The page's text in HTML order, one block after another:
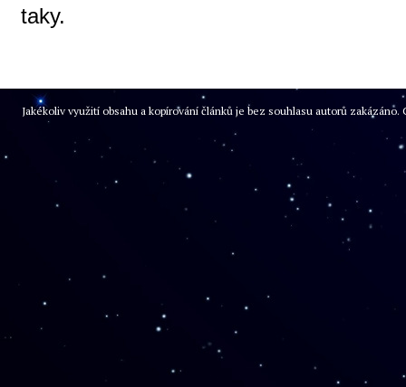
taky.
Jakékoliv využití obsahu a kopírování článků je bez souhlasu autorů